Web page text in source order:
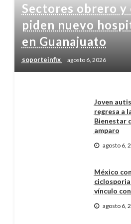
Sectores obrero y
piden nuevo
en Guanajuato
soporteinfix agosto 6, 2026
Joven
regresa a
Bienestar
amparo
agosto 6,
México
vínculo
agosto 6,